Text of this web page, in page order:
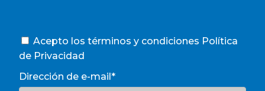
Acepto los términos y condiciones Política
de Privacidad
Dirección de e-mail*